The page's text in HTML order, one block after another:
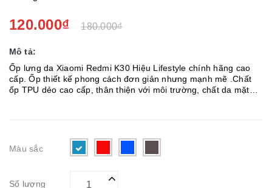
120.000₫ 180.000₫
Mô tả:
Ốp lưng da Xiaomi Redmi K30 Hiệu Lifestyle chính hãng cao
cấp. Ốp thiết kế phong cách đơn giản nhưng mạnh mẽ .Chất
ốp TPU dẻo cao cấp, thân thiện với môi trường, chất da mặt
Màu sắc
Số lượng